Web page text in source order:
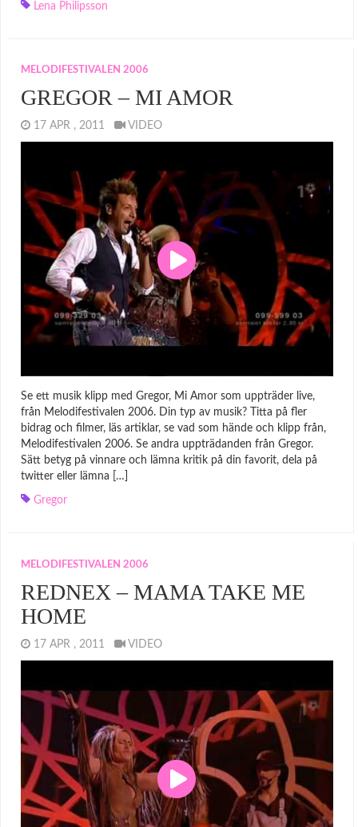
Lena Philipsson
MELODIFESTIVALEN 2006
GREGOR – MI AMOR
17 APR , 2011 VIDEO
Se ett musik klipp med Gregor, Mi Amor som uppträder live,
från Melodifestivalen 2006. Din typ av musik? Titta på fler
bidrag och filmer, läs artiklar, se vad som hände och klipp från,
Melodifestivalen 2006. Se andra uppträdanden från Gregor.
Sätt betyg på vinnare och lämna kritik på din favorit, dela på
twitter eller lämna […]
Gregor
MELODIFESTIVALEN 2006
REDNEX – MAMA TAKE ME
HOME
17 APR , 2011 VIDEO